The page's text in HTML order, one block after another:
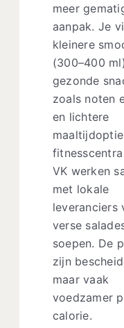
meer
aanpak. Je
kleinere
(300–400
gezonde
zoals noten
en lichtere
VK werken
met lokale
leveranciers
verse
soepen. De
zijn
maar vaak
voedzamer
calorie.